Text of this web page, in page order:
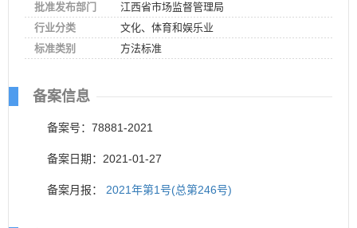
批准发布部门
江西省市场监督管理局
行业分类
文化、体育和娱乐业
标准类别
方法标准
备案信息
备案号：78881-2021
备案日期：2021-01-27
备案月报： 2021年第1号(总第246号)